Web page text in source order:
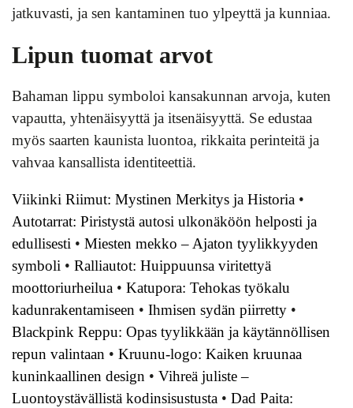
jatkuvasti, ja sen kantaminen tuo ylpeyttä ja kunniaa.
Lipun tuomat arvot
Bahaman lippu symboloi kansakunnan arvoja, kuten
vapautta, yhtenäisyyttä ja itsenäisyyttä. Se edustaa
myös saarten kaunista luontoa, rikkaita perinteitä ja
vahvaa kansallista identiteettiä.
Viikinki Riimut: Mystinen Merkitys ja Historia •
Autotarrat: Piristystä autosi ulkonäköön helposti ja
edullisesti • Miesten mekko – Ajaton tyylikkyyden
symboli • Ralliautot: Huippuunsa viritettyä
moottoriurheilua • Katupora: Tehokas työkalu
kadunrakentamiseen • Ihmisen sydän piirretty •
Blackpink Reppu: Opas tyylikkään ja käytännöllisen
repun valintaan • Kruunu-logo: Kaiken kruunaa
kuninkaallinen design • Vihreä juliste –
Luontoystävällistä kodinsisustusta • Dad Paita: